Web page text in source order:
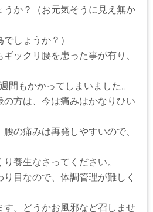
か？（お元気そうに見え無か
しょうか？）
ックリ腰を患った事が有り、
間もかかってしまいました。
方は、今は痛みはかなりひい
の痛みは再発しやすいので、
養生なさってください。
目なので、体調管理が難しく
。どうかお風邪など召しませ